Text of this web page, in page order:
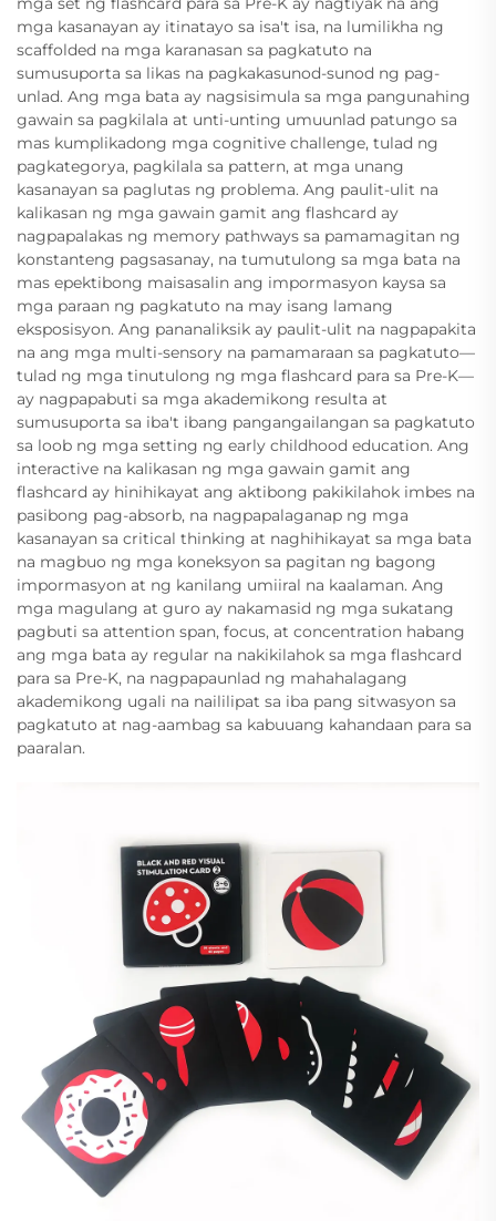
mga kasanayan ay itinatayo sa isa't isa, na lumilikha ng
scaffolded na mga karanasan sa pagkatuto na
sumusuporta sa likas na pagkakasunod-sunod ng pag-
unlad. Ang mga bata ay nagsisimula sa mga pangunahing
gawain sa pagkilala at unti-unting umuunlad patungo sa
mas kumplikadong mga cognitive challenge, tulad ng
pagkategorya, pagkilala sa pattern, at mga unang
kasanayan sa paglutas ng problema. Ang paulit-ulit na
kalikasan ng mga gawain gamit ang flashcard ay
nagpapalakas ng memory pathways sa pamamagitan ng
konstanteng pagsasanay, na tumutulong sa mga bata na
mas epektibong maisasalin ang impormasyon kaysa sa
mga paraan ng pagkatuto na may isang lamang
eksposisyon. Ang pananaliksik ay paulit-ulit na nagpapakita
na ang mga multi-sensory na pamamaraan sa pagkatuto—
tulad ng mga tinutulong ng mga flashcard para sa Pre-K—
ay nagpapabuti sa mga akademikong resulta at
sumusuporta sa iba't ibang pangangailangan sa pagkatuto
sa loob ng mga setting ng early childhood education. Ang
interactive na kalikasan ng mga gawain gamit ang
flashcard ay hinihikayat ang aktibong pakikilahok imbes na
pasibong pag-absorb, na nagpapalaganap ng mga
kasanayan sa critical thinking at naghihikayat sa mga bata
na magbuo ng mga koneksyon sa pagitan ng bagong
impormasyon at ng kanilang umiiral na kaalaman. Ang
mga magulang at guro ay nakamasid ng mga sukatang
pagbuti sa attention span, focus, at concentration habang
ang mga bata ay regular na nakikilahok sa mga flashcard
para sa Pre-K, na nagpapaunlad ng mahahalagang
akademikong ugali na naililipat sa iba pang sitwasyon sa
pagkatuto at nag-aambag sa kabuuang kahandaan para sa
paaralan.